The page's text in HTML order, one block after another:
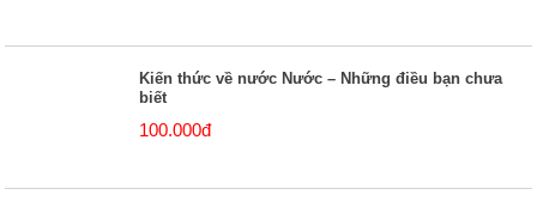
Kiến thức về nước Nước – Những điều bạn chưa
biết
100.000đ